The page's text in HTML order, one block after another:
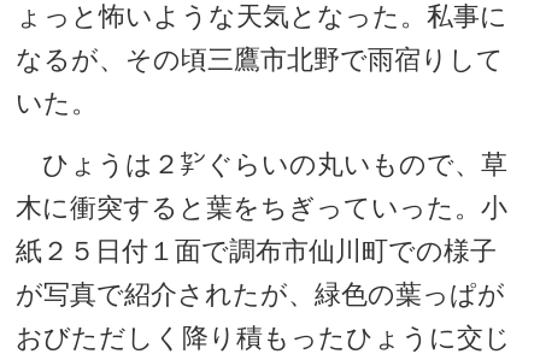
ょっと怖いような天気となった。私事に
なるが、その頃三鷹市北野で雨宿りして
いた。
ひょうは２㌢ぐらいの丸いもので、草
木に衝突すると葉をちぎっていった。小
紙２５日付１面で調布市仙川町での様子
が写真で紹介されたが、緑色の葉っぱが
おびただしく降り積もったひょうに交じ